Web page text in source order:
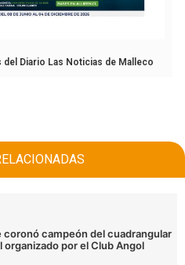
Diario Las Noticias de Malleco
coronó campeón del cuadrangular
organizado por el Club Angol